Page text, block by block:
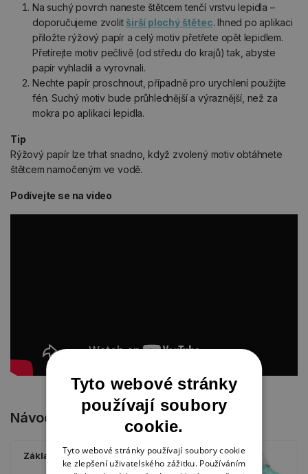
Na suchý povrch naneste štětcem tenčí vrstvu lepidla –
doporučujeme zvolit širší plochý štětec. Ihned po aplikaci
přiložte rýžový papír a celý motiv přetřete opět lepidlem.
Přetírejte motiv pečlivě (od středu do krajů) tak, abyste
papír vyhladili a vyrovnali.
Nechte papír proschnout, případně pro urychlení použijte
fén. Suchý motiv bude průhlednější a výraznější, než za
mokra po aplikaci lepidla.
Tip
Rýžový papír lze trhat snadno, když zvolený motiv obtáhnete
štětcem namočeným ve vodě.
Podívejte se na video
Návody
Základní techniky
Tyto webové stránky
používají soubory
cookie.
Tyto webové stránky používají soubory cookie
ke zlepšení uživatelského zážitku. Používáním